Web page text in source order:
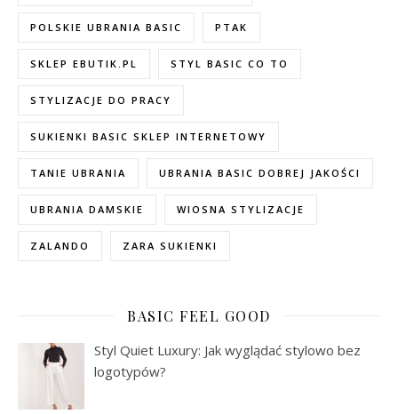
POLSKIE UBRANIA BASIC PTAK
SKLEP EBUTIK.PL STYL BASIC CO TO
STYLIZACJE DO PRACY
SUKIENKI BASIC SKLEP INTERNETOWY
TANIE UBRANIA UBRANIA BASIC DOBREJ JAKOŚCI
UBRANIA DAMSKIE WIOSNA STYLIZACJE
ZALANDO ZARA SUKIENKI
BASIC FEEL GOOD
Styl Quiet Luxury: Jak wyglądać stylowo bez
logotypów?